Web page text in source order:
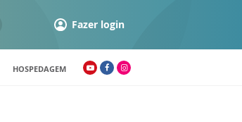
Fazer login
HOSPEDAGEM